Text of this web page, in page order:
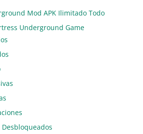
Mod APK Ilimitado Todo
Underground Game